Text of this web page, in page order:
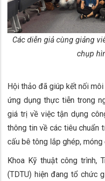
Các diễn giả cùng giảng
chụp
Hội thảo đã giúp kết nối
ứng dụng thực tiễn trong
giá trị về việc tận dụng
thông tin về các tiêu chuẩn
cấu bê tông lắp ghép, móng
Khoa Kỹ thuật công trình,
(TDTU) hiện đang tổ chức